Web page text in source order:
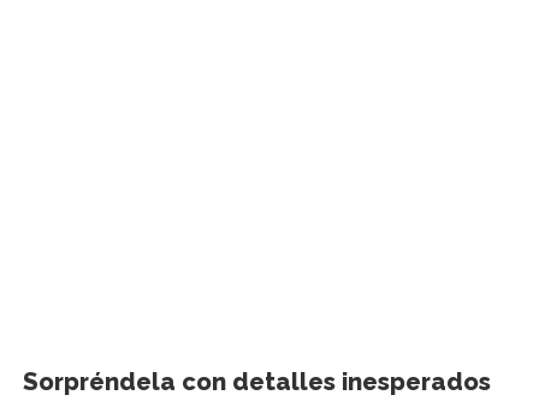
Sorpréndela con detalles inesperados